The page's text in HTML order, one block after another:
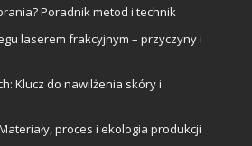
Poradnik metod i technik
laserem frakcyjnym – przyczyny i
Klucz do nawilżenia skóry i
proces i ekologia produkcji